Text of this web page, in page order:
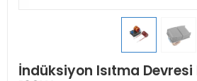
İndüksiyon Isıtma Devresi